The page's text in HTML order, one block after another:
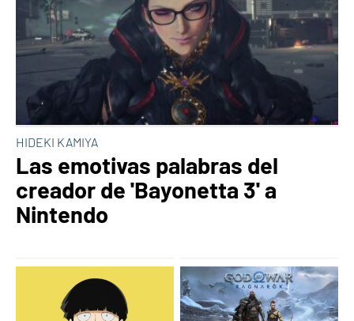
HIDEKI KAMIYA
Las emotivas palabras del
creador de 'Bayonetta 3' a
Nintendo